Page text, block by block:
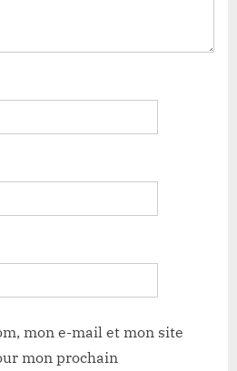
mon e-mail et mon site
mon prochain